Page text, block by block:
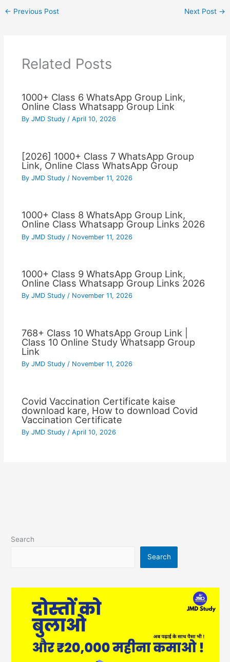
← Previous Post Next Post →
Related Posts
1000+ Class 6 WhatsApp Group Link,
Online Class Whatsapp Group Link
By JMD Study / April 10, 2026
[2026] 1000+ Class 7 WhatsApp Group
Link, Online Class WhatsApp Group
By JMD Study / November 11, 2026
1000+ Class 8 WhatsApp Group Link,
Online Class Whatsapp Group Links 2026
By JMD Study / November 11, 2026
1000+ Class 9 WhatsApp Group Link,
Online Class Whatsapp Group Links 2026
By JMD Study / November 11, 2026
768+ Class 10 WhatsApp Group Link |
Class 10 Online Study Whatsapp Group
Link
By JMD Study / November 11, 2026
Covid Vaccination Certificate kaise
download kare, How to download Covid
Vaccination Certificate
By JMD Study / April 10, 2026
Search
Search